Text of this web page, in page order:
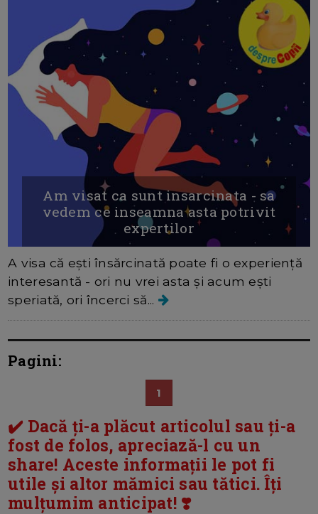
Am visat ca sunt insarcinata - sa
vedem ce inseamna asta potrivit
expertilor
A visa că ești însărcinată poate fi o experiență
interesantă - ori nu vrei asta și acum ești
speriată, ori încerci să...
Pagini:
1
✔️ Dacă ți-a plăcut articolul sau ți-a
fost de folos, apreciază-l cu un
share! Aceste informații le pot fi
utile și altor mămici sau tătici. Îți
mulțumim anticipat! ❣️